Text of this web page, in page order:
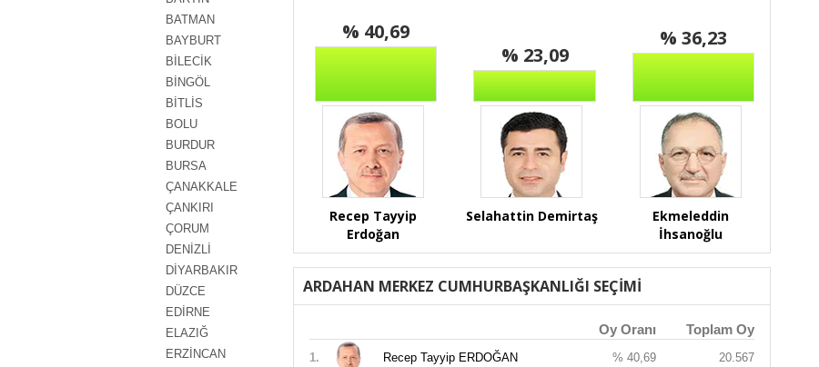
BATMAN
BAYBURT
BİLECİK
BİNGÖL
BİTLİS
BOLU
BURDUR
BURSA
ÇANAKKALE
ÇANKIRI
ÇORUM
DENİZLİ
DİYARBAKIR
DÜZCE
EDİRNE
ELAZIĞ
ERZİNCAN
% 40,69
Recep Tayyip
Erdoğan
% 23,09
Selahattin Demirtaş
% 36,23
Ekmeleddin
İhsanoğlu
ARDAHAN MERKEZ CUMHURBAŞKANLIĞI SEÇİMİ
Oy Oranı Toplam Oy
1. Recep Tayyip ERDOĞAN % 40,69 20.567